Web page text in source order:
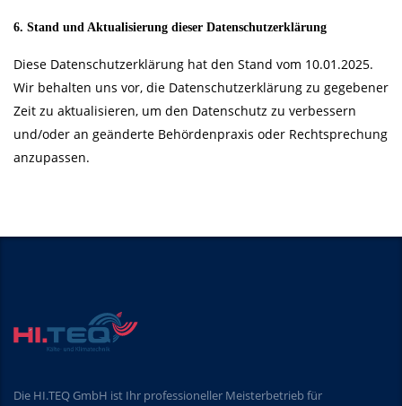
6. Stand und Aktualisierung dieser Datenschutzerklärung
Diese Datenschutzerklärung hat den Stand vom 10.01.2025.
Wir behalten uns vor, die Datenschutzerklärung zu gegebener
Zeit zu aktualisieren, um den Datenschutz zu verbessern
und/oder an geänderte Behördenpraxis oder Rechtsprechung
anzupassen.
Die HI.TEQ GmbH ist Ihr professioneller Meisterbetrieb für